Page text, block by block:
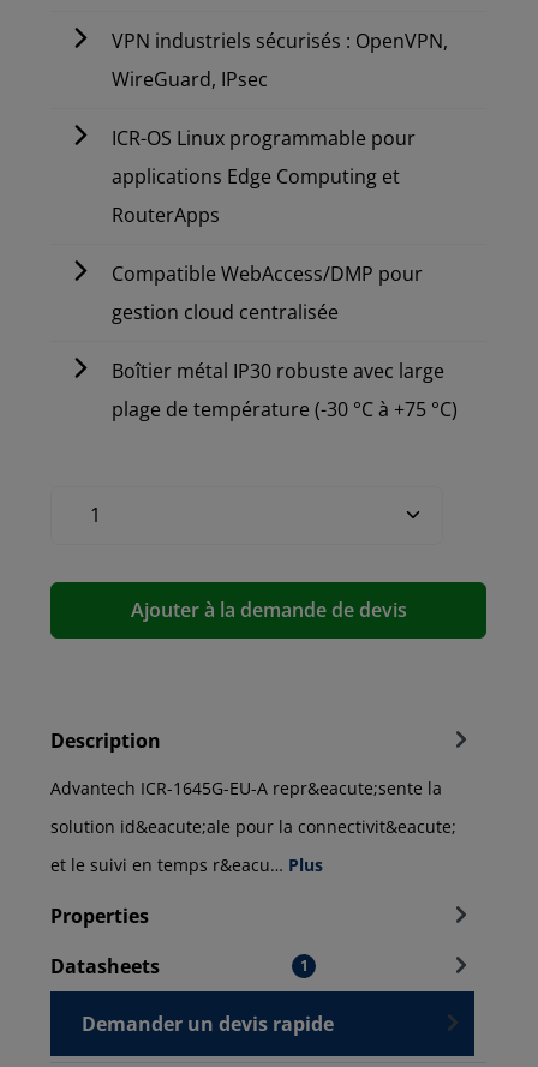
VPN industriels sécurisés : OpenVPN,
WireGuard, IPsec
ICR-OS Linux programmable pour
applications Edge Computing et
RouterApps
Compatible WebAccess/DMP pour
gestion cloud centralisée
Boîtier métal IP30 robuste avec large
plage de température (-30 °C à +75 °C)
Ajouter à la demande de devis
Description
Advantech ICR-1645G-EU-A repr&eacute;sente la
solution id&eacute;ale pour la connectivit&eacute;
et le suivi en temps r&eacu… Plus
Properties
Datasheets
1
Demander un devis rapide